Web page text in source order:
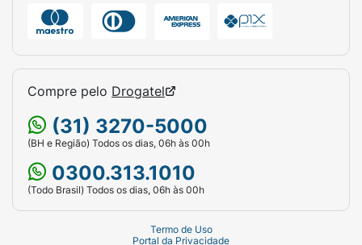
Compre pelo Drogatel
(31) 3270-5000
(BH e Região) Todos os dias, 06h às 00h
0300.313.1010
(Todo Brasil) Todos os dias, 06h às 00h
Termo de Uso
Portal da Privacidade